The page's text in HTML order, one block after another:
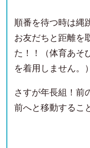
順番を待つ時は縄
お友だちと距離を
た！！（体育あそ
を着用しません。）
さすが年長組！前
前へと移動するこ